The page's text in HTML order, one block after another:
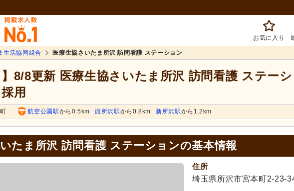
お気に入り
生活協同組合 医療生協さいたま所沢 訪問看護 ステーション
】8/8更新 医療生協さいたま所沢 訪問看護 ステーシ
用
航空公園駅から0.5km 西所沢駅から0.8km 新所沢駅から1.2km
たま所沢 訪問看護 ステーションの基本情報
住所
埼玉県所沢市宮本町2-23-